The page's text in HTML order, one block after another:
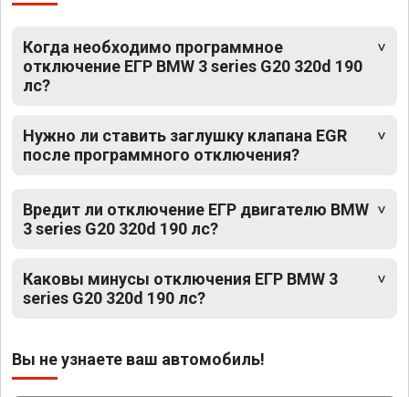
Когда необходимо программное
отключение ЕГР BMW 3 series G20 320d 190
лс?
Нужно ли ставить заглушку клапана EGR
после программного отключения?
Вредит ли отключение ЕГР двигателю BMW
3 series G20 320d 190 лс?
Каковы минусы отключения ЕГР BMW 3
series G20 320d 190 лс?
Вы не узнаете ваш автомобиль!